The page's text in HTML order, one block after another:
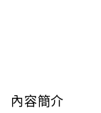
內容簡介